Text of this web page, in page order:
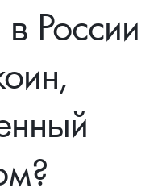
серебра, платины на
России